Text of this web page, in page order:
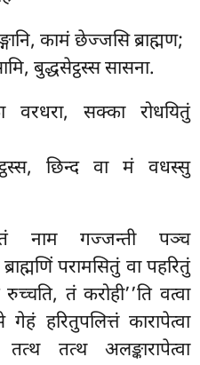
कामं छेज्जसि ब्राह्मण;
बुद्धसेट्ठस्स सासना.
वरधरा, सक्का रोधयितुं
छिन्द वा मं वधस्सु
नाम गज्जन्ती पञ्च
परामसितुं वा पहरितुं
तं करोही’’ति वत्वा
हरितुपलित्तं कारापेत्वा
तत्थ तत्थ अलङ्कारापेत्वा